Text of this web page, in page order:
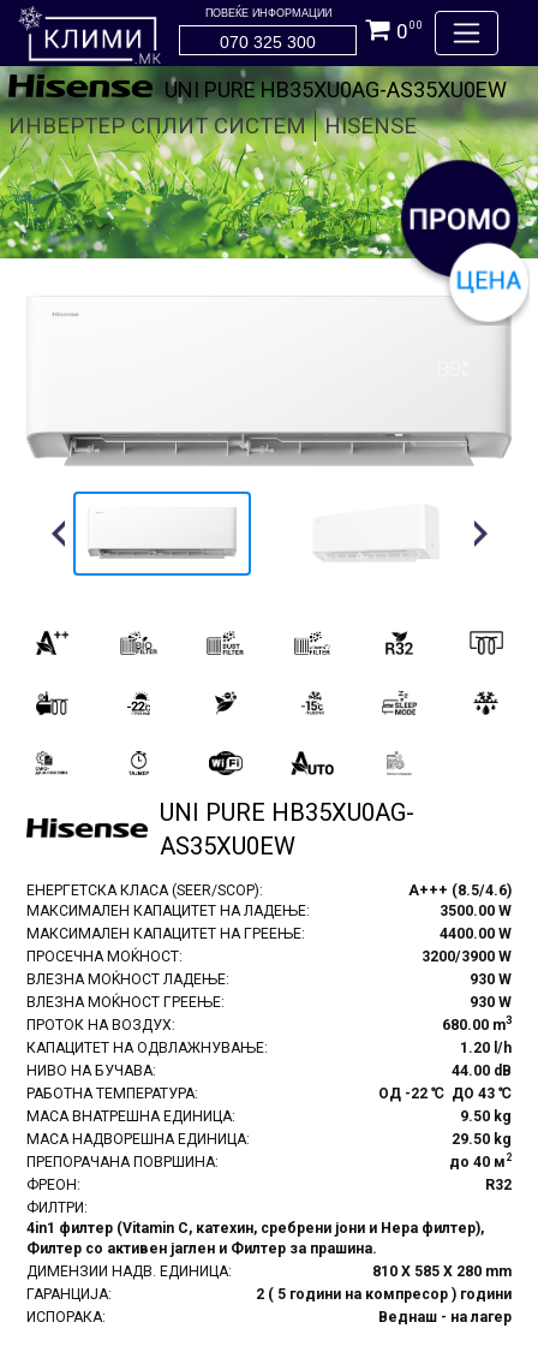
ПОВЕЌЕ ИНФОРМАЦИИ
070 325 300 000
UNI PURE HB35XU0AG-AS35XU0EW
ИНВЕРТЕР СПЛИТ СИСТЕМ HISENSE
Previous Next
UNI PURE HB35XU0AG-
AS35XU0EW
ЕНЕРГЕТСКА КЛАСА (SEER/SCOP):
A+++ (8.5/4.6)
МАКСИМАЛЕН КАПАЦИТЕТ НА ЛАДЕЊЕ:
3500.00 W
МАКСИМАЛЕН КАПАЦИТЕТ НА ГРЕЕЊЕ:
4400.00 W
ПРОСЕЧНА МОЌНОСТ:
3200/3900 W
ВЛЕЗНА МОЌНОСТ ЛАДЕЊЕ:
930 W
ВЛЕЗНА МОЌНОСТ ГРЕЕЊЕ:
930 W
ПРОТОК НА ВОЗДУХ:
680.00 m3
КАПАЦИТЕТ НА ОДВЛАЖНУВАЊЕ:
1.20 l/h
НИВО НА БУЧАВА:
44.00 dB
РАБОТНА ТЕМПЕРАТУРА:
ОД -22 ℃ ДО 43 ℃
МАСА ВНАТРЕШНА ЕДИНИЦА:
9.50 kg
МАСА НАДВОРЕШНА ЕДИНИЦА:
29.50 kg
ПРЕПОРАЧАНА ПОВРШИНА:
до 40 м2
ФРЕОН:
R32
ФИЛТРИ:
4in1 филтер (Vitamin C, катехин, сребрени јони и Hepa филтер),
Филтер со активен јаглен и Филтер за прашина.
ДИМЕНЗИИ НАДВ. ЕДИНИЦА:
810 X 585 X 280 mm
ГАРАНЦИЈА:
2 ( 5 години на компресор ) години
ИСПОРАКА:
Веднаш - на лагер